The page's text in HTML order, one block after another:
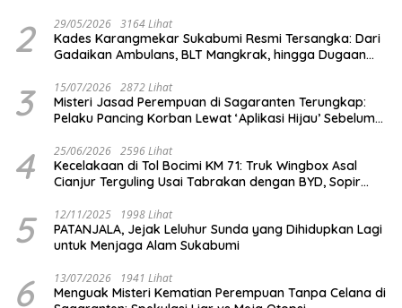
2 29/05/2026 3164 Lihat
Kades Karangmekar Sukabumi Resmi Tersangka: Dari
Gadaikan Ambulans, BLT Mangkrak, hingga Dugaan
3 15/07/2026 2872 Lihat
Misteri Jasad Perempuan di Sagaranten Terungkap:
Pelaku Pancing Korban Lewat ‘Aplikasi Hijau’ Sebelum
4 25/06/2026 2596 Lihat
Kecelakaan di Tol Bocimi KM 71: Truk Wingbox Asal
Cianjur Terguling Usai Tabrakan dengan BYD, Sopir
5 12/11/2025 1998 Lihat
PATANJALA, Jejak Leluhur Sunda yang Dihidupkan Lagi
untuk Menjaga Alam Sukabumi
6 13/07/2026 1941 Lihat
Menguak Misteri Kematian Perempuan Tanpa Celana di